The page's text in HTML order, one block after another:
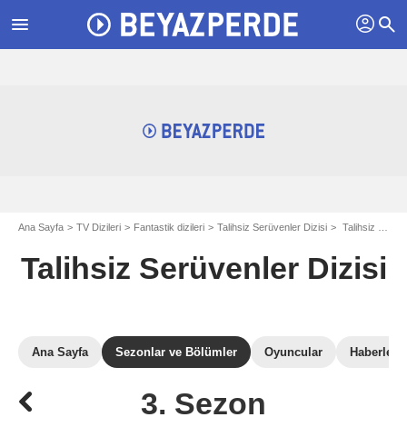
menu profil search
Ana Sayfa TV Dizileri Fantastik dizileri Talihsiz Serüvenler Dizisi Talihsiz Serüvenler Dizisi: Sezon 3
Talihsiz Serüvenler Dizisi
Ana Sayfa Sezonlar ve Bölümler Oyuncular Haberler
3. Sezon